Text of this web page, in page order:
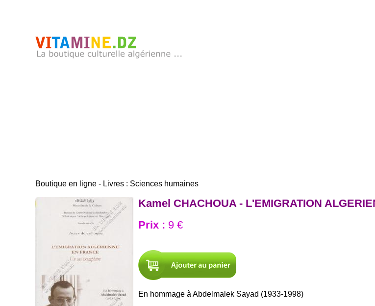
Boutique en ligne - Livres : Sciences humaines
Kamel CHACHOUA - L'EMIGRATION
Prix : 9 €
En hommage à Abdelmalek Sayad (1933-1998)